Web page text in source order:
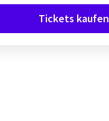
Tickets kaufen